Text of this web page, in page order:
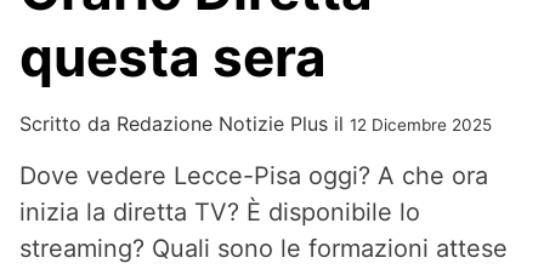
questa sera
Scritto da Redazione Notizie Plus il 12 Dicembre 2025
Dove vedere Lecce-Pisa oggi? A che ora
inizia la diretta TV? È disponibile lo
streaming? Quali sono le formazioni attese